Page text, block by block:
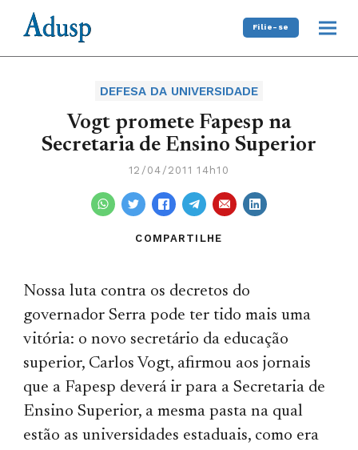
Filie-se
DEFESA DA UNIVERSIDADE
Vogt promete Fapesp na
Secretaria de Ensino Superior
12/04/2011 14h10
COMPARTILHE
Nossa luta contra os decretos do
governador Serra pode ter tido mais uma
vitória: o novo secretário da educação
superior, Carlos Vogt, afirmou aos jornais
que a Fapesp deverá ir para a Secretaria de
Ensino Superior, a mesma pasta na qual
estão as universidades estaduais, como era